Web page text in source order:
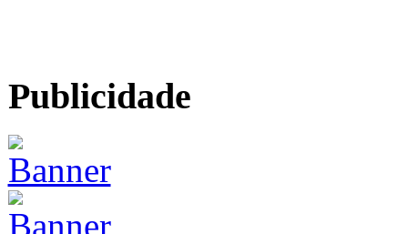
Publicidade